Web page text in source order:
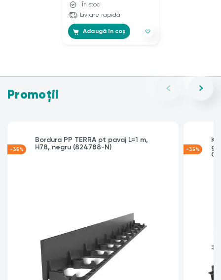
În stoc
Livrare rapidă
Adaugă în coș
Promoții
-35%
Bordura PP TERRA pt pavaj L=1 m,
H78, negru (824788-N)
-35%